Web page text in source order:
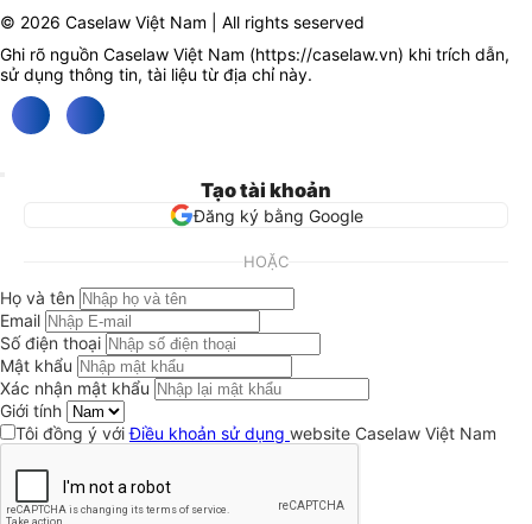
© 2026 Caselaw Việt Nam | All rights seserved
Ghi rõ nguồn Caselaw Việt Nam (https://caselaw.vn) khi trích dẫn,
sử dụng thông tin, tài liệu từ địa chỉ này.
Tạo tài khoản
Đăng ký bằng Google
HOẶC
Họ và tên
Email
Số điện thoại
Mật khẩu
Xác nhận mật khẩu
Giới tính
Tôi đồng ý vớiĐiều khoản sử dụng website Caselaw Việt Nam